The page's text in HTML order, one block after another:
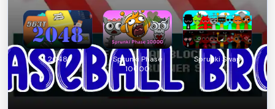
2048
Sprunki Phase
10000
Sprunki Swap